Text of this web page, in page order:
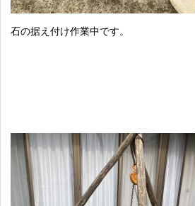
石の据え付け作業中です。